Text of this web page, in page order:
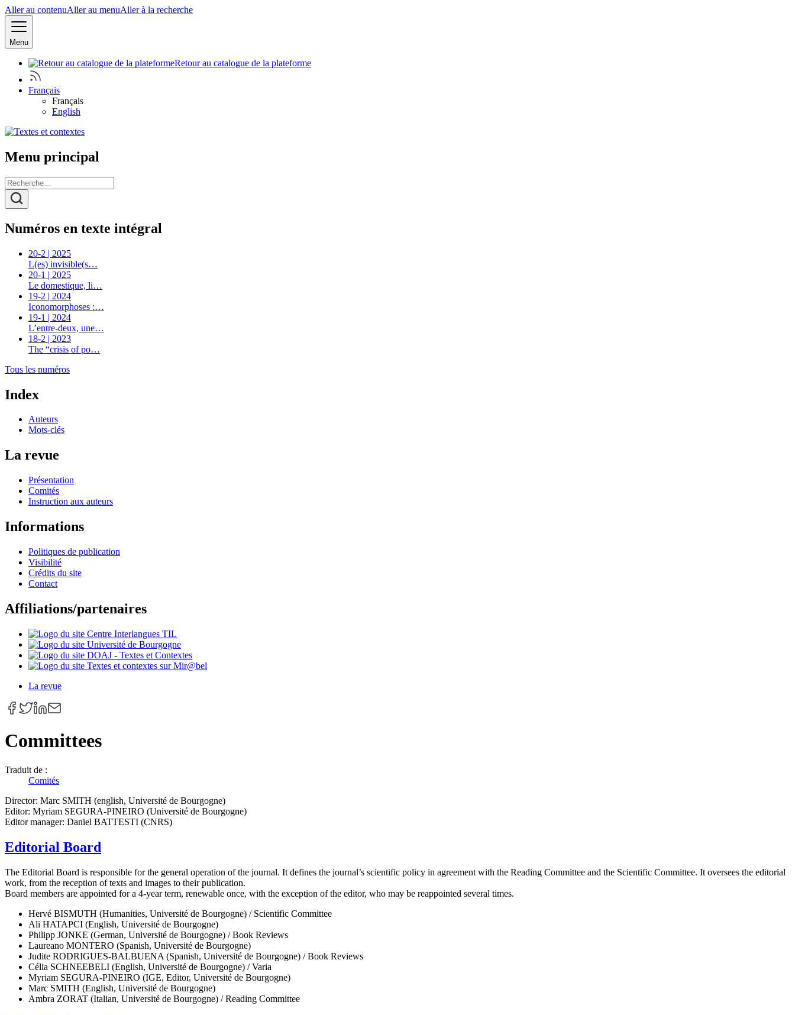
Aller au contenuAller au menuAller à la recherche
Menu
Retour au catalogue de la plateforme
Français
Français
English
Menu principal
Numéros en texte intégral
20-2 | 2025
L(es) invisible(s…
20-1 | 2025
Le domestique, li…
19-2 | 2024
Iconomorphoses :…
19-1 | 2024
L’entre-deux, une…
18-2 | 2023
The “crisis of po…
Tous les numéros
Index
Auteurs
Mots-clés
La revue
Présentation
Comités
Instruction aux auteurs
Informations
Politiques de publication
Visibilité
Crédits du site
Contact
Affiliations/partenaires
La revue
Committees
Traduit de :
Comités
Director: Marc SMITH (english, Université de Bourgogne)
Editor: Myriam SEGURA-PINEIRO (Université de Bourgogne)
Editor manager: Daniel BATTESTI (CNRS)
Editorial Board
The Editorial Board is responsible for the general operation of the journal. It defines the journal’s scientific policy in agreement with the Reading Committee and the Scientific Committee. It oversees the editorial
work, from the reception of texts and images to their publication.
Board members are appointed for a 4-year term, renewable once, with the exception of the editor, who may be reappointed several times.
Hervé BISMUTH (Humanities, Université de Bourgogne) / Scientific Committee
Ali HATAPCI (English, Université de Bourgogne)
Philipp JONKE (German, Université de Bourgogne) / Book Reviews
Laureano MONTERO (Spanish, Université de Bourgogne)
Judite RODRIGUES-BALBUENA (Spanish, Université de Bourgogne) / Book Reviews
Célia SCHNEEBELI (English, Université de Bourgogne) / Varia
Myriam SEGURA-PINEIRO (IGE, Editor, Université de Bourgogne)
Marc SMITH (English, Université de Bourgogne)
Ambra ZORAT (Italian, Université de Bourgogne) / Reading Committee